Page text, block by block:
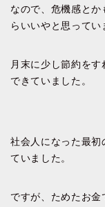
なので、危機感と
らいいやと思ってい
月末に少し節約を
できていました。
社会人になった最初
ていました。
ですが、ためたお金